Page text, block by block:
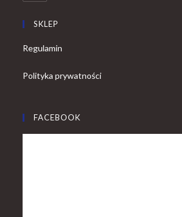
SKLEP
Regulamin
Polityka prywatności
FACEBOOK